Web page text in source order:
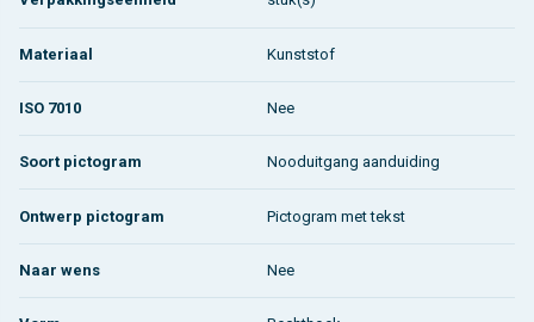
Materiaal Kunststof
ISO 7010 Nee
Soort pictogram Nooduitgang aanduiding
Ontwerp pictogram Pictogram met tekst
Naar wens Nee